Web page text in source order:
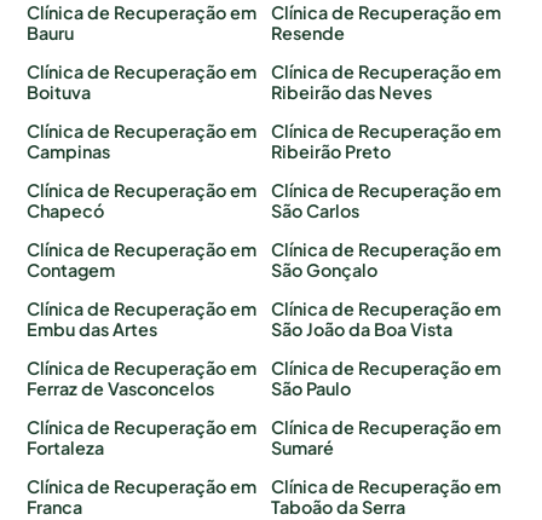
Clínica de Recuperação em
Bauru
Clínica de Recuperação em
Boituva
Clínica de Recuperação em
Campinas
Clínica de Recuperação em
Chapecó
Clínica de Recuperação em
Contagem
Clínica de Recuperação em
Embu das Artes
Clínica de Recuperação em
Ferraz de Vasconcelos
Clínica de Recuperação em
Fortaleza
Clínica de Recuperação em
Franca
Clínica de Recuperação em
Resende
Clínica de Recuperação em
Ribeirão das Neves
Clínica de Recuperação em
Ribeirão Preto
Clínica de Recuperação em
São Carlos
Clínica de Recuperação em
São Gonçalo
Clínica de Recuperação em
São João da Boa Vista
Clínica de Recuperação em
São Paulo
Clínica de Recuperação em
Sumaré
Clínica de Recuperação em
Taboão da Serra